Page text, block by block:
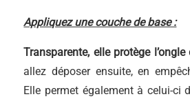
Appliquez une couche de base :
Transparente, elle protège
allez déposer ensuite, en
Elle permet également à celui-ci